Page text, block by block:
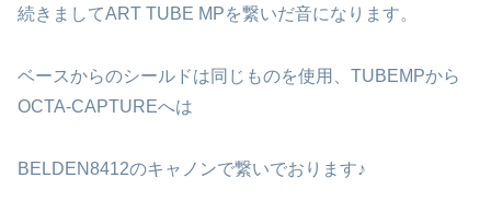
続きましてART TUBE MPを繋いだ音になります。
ベースからのシールドは同じものを使用、TUBEMPから
OCTA-CAPTUREへは
BELDEN8412のキャノンで繋いでおります♪